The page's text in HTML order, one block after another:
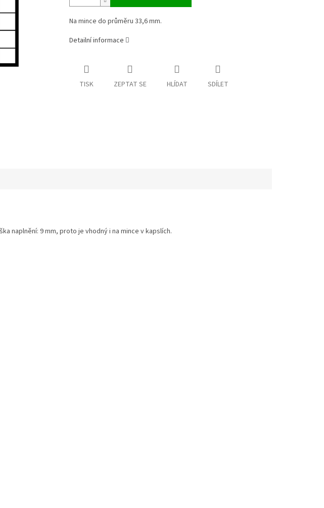
Na mince do průměru 33,6 mm.
Detailní informace
TISK ZEPTAT SE HLÍDAT SDÍLET
naplnění: 9 mm, proto je vhodný i na mince v kapslích.